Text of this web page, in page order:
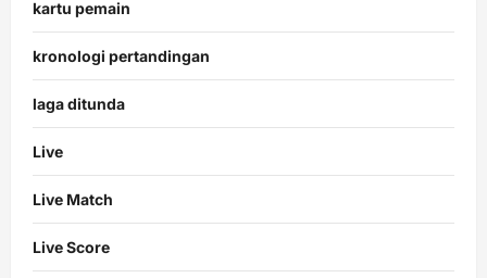
kartu pemain
kronologi pertandingan
laga ditunda
Live
Live Match
Live Score